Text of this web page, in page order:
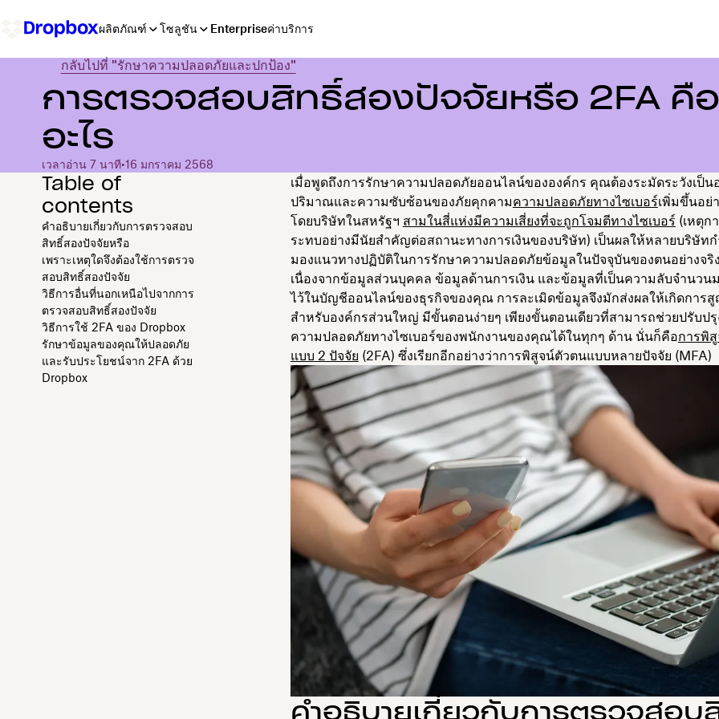
ผลิตภัณฑ์ โซลูชัน Enterpriseค่าบริการ
กลับไปที่ "รักษาความปลอดภัยและปกป้อง"
การตรวจสอบสิทธิ์สองปัจจัยหรือ 2FA คือ
อะไร
เวลาอ่าน 7 นาที•16 มกราคม 2568
Table of
contents
คำอธิบายเกี่ยวกับการตรวจสอบ
สิทธิ์สองปัจจัยหรือ
เพราะเหตุใดจึงต้องใช้การตรวจ
สอบสิทธิ์สองปัจจัย
วิธีการอื่นที่นอกเหนือไปจากการ
ตรวจสอบสิทธิ์สองปัจจัย
วิธีการใช้ 2FA ของ Dropbox
รักษาข้อมูลของคุณให้ปลอดภัย
และรับประโยชน์จาก 2FA ด้วย
Dropbox
เมื่อพูดถึงการรักษาความปลอดภัยออนไลน์ขององค์กร คุณต้องระมัดระวังเป็น
ปริมาณและความซับซ้อนของภัยคุกคามความปลอดภัยทางไซเบอร์เพิ่มขึ้นอย่
โดยบริษัทในสหรัฐฯ สามในสี่แห่งมีความเสี่ยงที่จะถูกโจมตีทางไซเบอร์ (เหตุก
ระทบอย่างมีนัยสำคัญต่อสถานะทางการเงินของบริษัท) เป็นผลให้หลายบริษัท
มองแนวทางปฏิบัติในการรักษาความปลอดภัยข้อมูลในปัจจุบันของตนอย่างจริ
เนื่องจากข้อมูลส่วนบุคคล ข้อมูลด้านการเงิน และข้อมูลที่เป็นความลับจำนวน
ไว้ในบัญชีออนไลน์ของธุรกิจของคุณ การละเมิดข้อมูลจึงมักส่งผลให้เกิดการสู
สำหรับองค์กรส่วนใหญ่ มีขั้นตอนง่ายๆ เพียงขั้นตอนเดียวที่สามารถช่วยปรับป
ความปลอดภัยทางไซเบอร์ของพนักงานของคุณได้ในทุกๆ ด้าน นั่นก็คือการพิ
แบบ 2 ปัจจัย (2FA) ซึ่งเรียกอีกอย่างว่าการพิสูจน์ตัวตนแบบหลายปัจจัย (MFA)
คำอธิบายเกี่ยวกับการตรวจสอบ